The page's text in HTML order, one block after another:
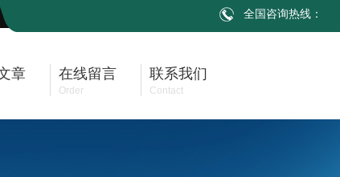
全国咨询热线：
章 在线留言
Order
联系我们
Contact